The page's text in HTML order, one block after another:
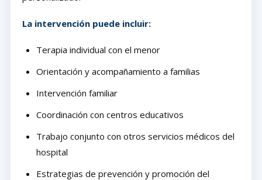
La intervención puede incluir:
Terapia individual con el menor
Orientación y acompañamiento a familias
Intervención familiar
Coordinación con centros educativos
Trabajo conjunto con otros servicios médicos del
hospital
Estrategias de prevención y promoción del